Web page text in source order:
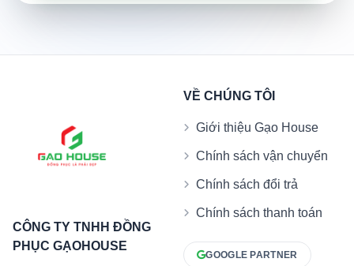
CÔNG TY TNHH ĐỒNG
PHỤC GẠOHOUSE
VỀ CHÚNG TÔI
Giới thiệu Gạo House
Chính sách vận chuyển
Chính sách đổi trả
Chính sách thanh toán
GOOGLE PARTNER